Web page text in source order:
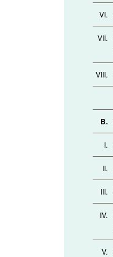
VI.
VII.
VIII.
B.
I.
II.
III.
IV.
V.